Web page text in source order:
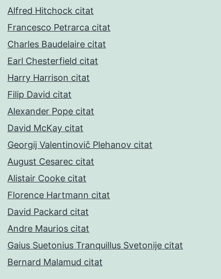
Alfred Hitchock citat
Francesco Petrarca citat
Charles Baudelaire citat
Earl Chesterfield citat
Harry Harrison citat
Filip David citat
Alexander Pope citat
David McKay citat
Georgij Valentinovič Plehanov citat
August Cesarec citat
Alistair Cooke citat
Florence Hartmann citat
David Packard citat
Andre Maurios citat
Gaius Suetonius Tranquillus Svetonije citat
Bernard Malamud citat